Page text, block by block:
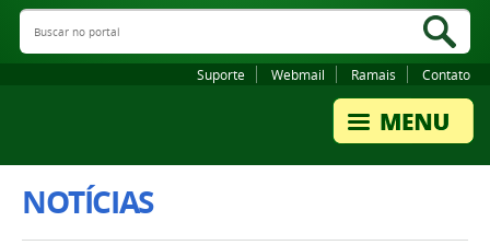
Buscar no portal
Suporte Webmail Ramais Contato
NOTÍCIAS